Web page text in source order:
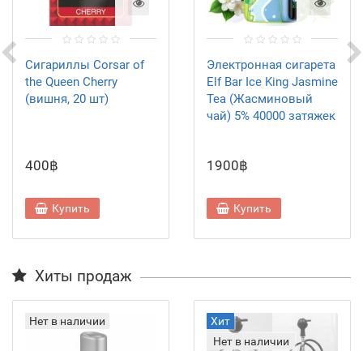
Сигариллы Corsar of
the Queen Cherry
(вишня, 20 шт)
400฿
Купить
Электронная сигарета
Elf Bar Ice King Jasmine
Tea (Жасминовый
чай) 5% 40000 затяжек
1900฿
Купить
Хиты продаж
Нет в наличии
Хит
Нет в наличии